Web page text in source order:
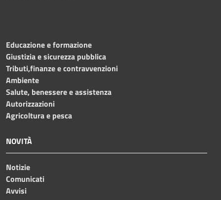
Educazione e formazione
Giustizia e sicurezza pubblica
Tributi,finanze e contravvenzioni
Ambiente
Salute, benessere e assistenza
Autorizzazioni
Agricoltura e pesca
NOVITÀ
Notizie
Comunicati
Avvisi